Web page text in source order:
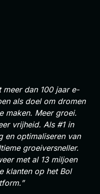
meer dan 100 jaar e-
als doel om dromen
maken. Meer groei.
vrijheid. Als #1 in
en optimaliseren van
groeiversneller.
met al 13 miljoen
klanten op het Bol